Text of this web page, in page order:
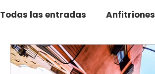
Todas las entradas Anfitriones